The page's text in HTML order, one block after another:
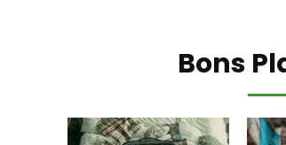
Bons